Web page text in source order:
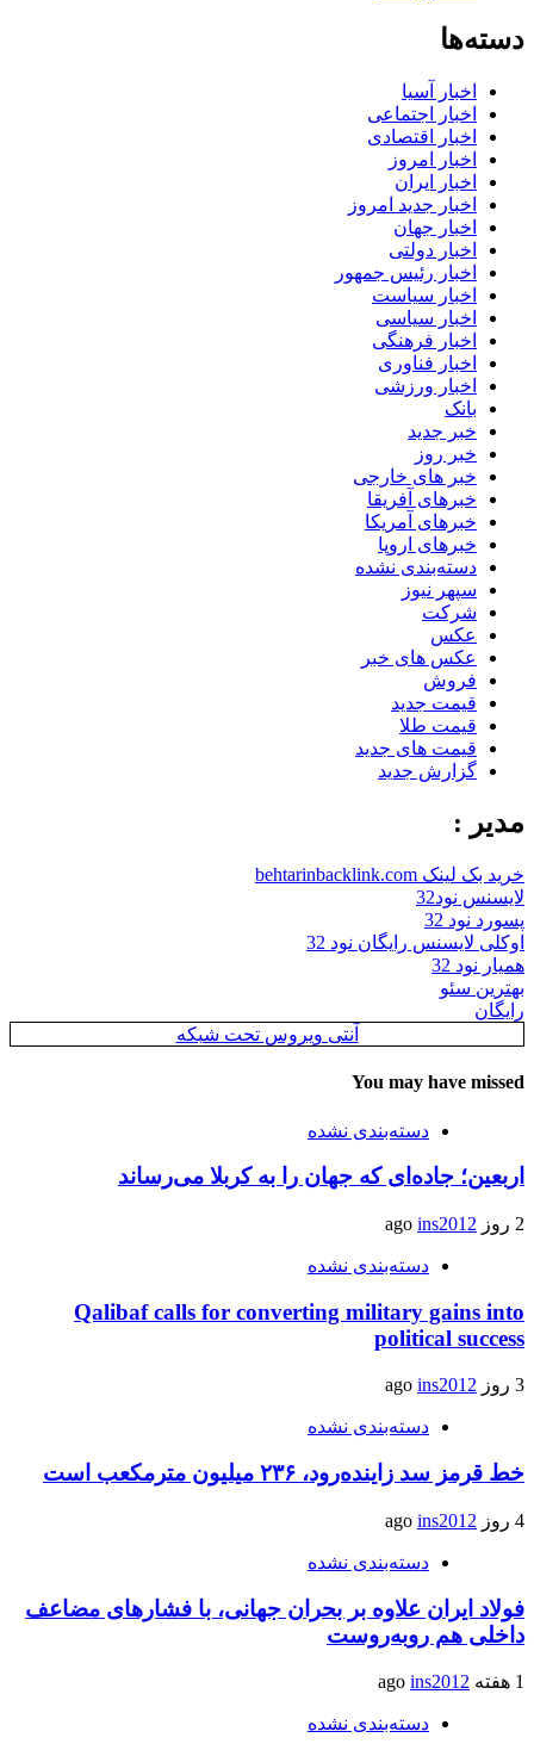
دسته‌ها
اخبار آسیا
اخبار اجتماعی
اخبار اقتصادی
اخبار امروز
اخبار ایران
اخبار جدید امروز
اخبار جهان
اخبار دولتی
اخبار رئیس جمهور
اخبار سیاست
اخبار سیاسی
اخبار فرهنگی
اخبار فناوری
اخبار ورزشی
بانک
خبر جدید
خبر روز
خبر های خارجی
خبرهای آفریقا
خبرهای آمریکا
خبرهای اروپا
دسته‌بندی نشده
سپهر نیوز
شرکت
عکس
عکس های خبر
فروش
قیمت جدید
قیمت طلا
قیمت های جدید
گزارش جدید
مدیر :
خرید بک لینک behtarinbacklink.com
لایسنس نود32
پسورد نود 32
اوکلی لایسنس رایگان نود 32
همیار نود 32
بهترین سئو
رایگان
آنتی ویروس تحت شبکه
You may have missed
دسته‌بندی نشده
اربعین؛ جاده‌ای که جهان را به کربلا می‌رساند
2 روز ago ins2012
دسته‌بندی نشده
Qalibaf calls for converting military gains into
political success
3 روز ago ins2012
دسته‌بندی نشده
خط قرمز سد زاینده‌رود، ۲۳۶ میلیون مترمکعب است
4 روز ago ins2012
دسته‌بندی نشده
فولاد ایران علاوه بر بحران جهانی، با فشارهای مضاعف
داخلی هم روبه‌روست
1 هفته ago ins2012
دسته‌بندی نشده